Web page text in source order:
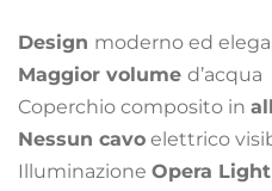
Design moderno ed
Maggior volume d’acqua
Coperchio composito in
Nessun cavo elettrico
Illuminazione Opera Light